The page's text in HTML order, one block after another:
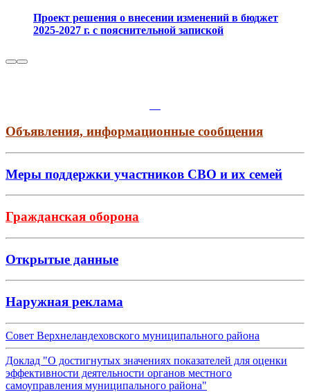
Проект решения о внесении изменений в бюджет
2025-2027 г. с пояснительной запиской
Объявления, информационные сообщения
Меры поддержки участников СВО и их семей
Гражданская оборона
Открытые данные
Наружная реклама
Совет Верхнеландеховского муниципального района
Доклад "О достигнутых значениях показателей для оценки
эффективности деятельности органов местного
самоуправления муниципального района"